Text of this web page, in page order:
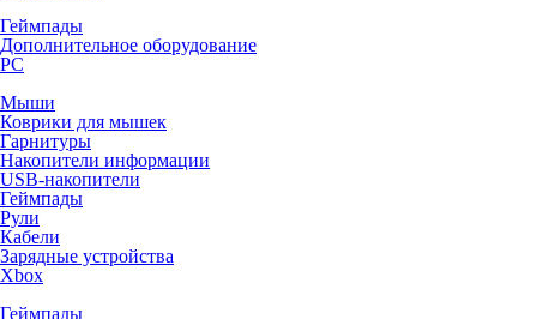
Геймпады
Дополнительное оборудование
PC
Мыши
Коврики для мышек
Гарнитуры
Накопители информации
USB-накопители
Геймпады
Рули
Кабели
Зарядные устройства
Xbox
Геймпады